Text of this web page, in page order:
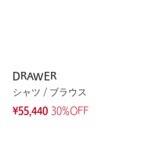
DRAWER
シャツ / ブラウス
¥55,440 30%OFF